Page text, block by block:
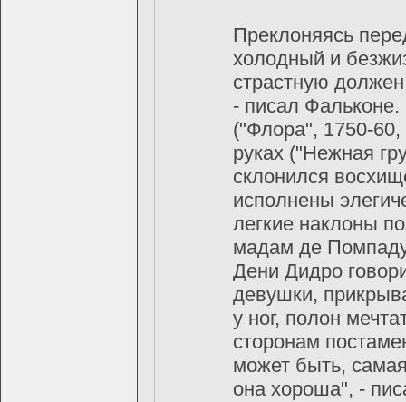
Преклоняясь
холодный и
страстную
- писал
("Флора", 1750-
руках ("Нежная
склонился
исполнены
легкие наклоны
мадам де
Дени Дидро
девушки,
у ног, полон
сторонам
может быть,
она хороша", -